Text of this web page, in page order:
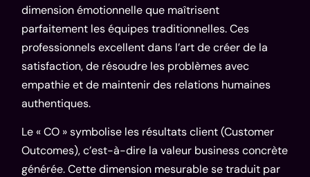
dimension émotionnelle que maîtrisent
parfaitement les équipes traditionnelles. Ces
professionnels excellent dans l’art de créer de la
satisfaction, de résoudre les problèmes avec
empathie et de maintenir des relations humaines
authentiques.
Le « CO » symbolise les résultats client (Customer
Outcomes), c’est-à-dire la valeur business concrète
générée. Cette dimension mesurable se traduit par